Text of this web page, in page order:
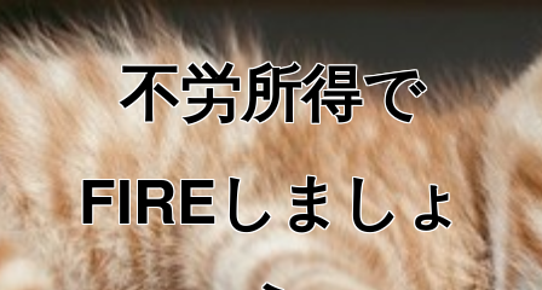
不労所得で
FIREしましょ